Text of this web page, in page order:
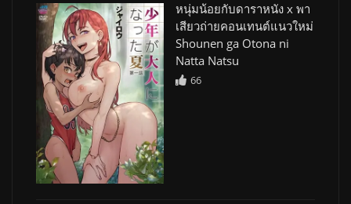
หนุ่มน้อยกับดาราหนัง x พา
เสียวถ่ายคอนเทนต์แนวใหม่
Shounen ga Otona ni
Natta Natsu
66